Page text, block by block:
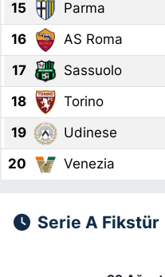
15
Parma
16
AS Roma
17
Sassuolo
18
Torino
19
Udinese
20
Venezia
Serie A Fikstür
SİYASET
SON DAKİKA
SPOR
TEKNOLOJİ